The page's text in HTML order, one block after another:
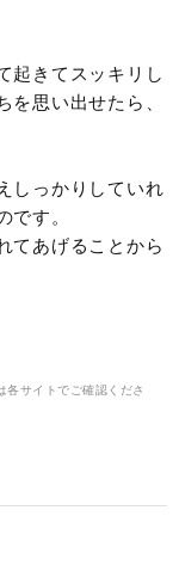
起きてスッキリし
思い出せたら、
しっかりしていれ
です。
てあげることから
サイトでご確認くださ